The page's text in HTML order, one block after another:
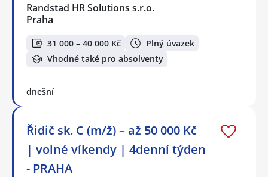
Randstad HR Solutions s.r.o.
Praha
31 000 – 40 000 Kč
Plný úvazek
Vhodné také pro absolventy
dnešní
Řidič sk. C (m/ž) – až 50 000 Kč
| volné víkendy | 4denní týden
- PRAHA